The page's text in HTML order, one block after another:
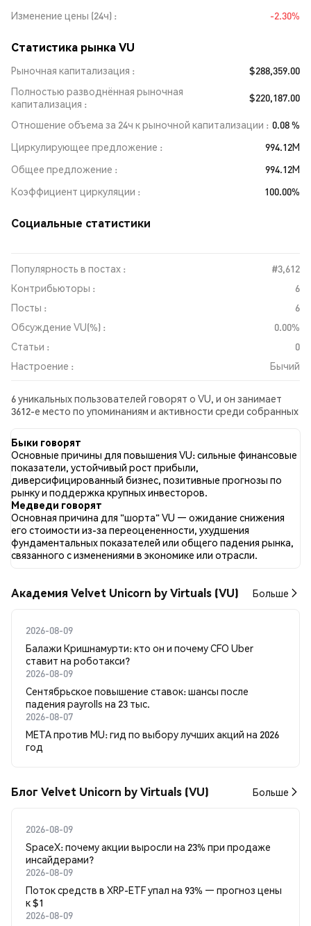
Изменение цены (24ч)
-2.30%
Статистика рынка VU
Рыночная капитализация
$288,359.00
Полностью разводнённая рыночная
капитализация
$220,187.00
Отношение объема за 24ч к рыночной капитализации
0.08 %
Циркулирующее предложение
994.12M
Общее предложение
994.12M
Коэффициент циркуляции
100.00%
Социальные статистики
Популярность в постах :
#3,612
Контрибьюторы :
6
Посты :
6
Обсуждение VU(%) :
0.00%
Статьи :
0
Настроение :
Бычий
6 уникальных пользователей говорят о VU, и он занимает
3612-е место по упоминаниям и активности среди собранных
во всех социальных сетях было Бычий. Всего было
опубликовано 0 новостных статей о VU. В Twitter 40.00%
твитов имели бычий настрой по сравнению с 0.00% твитов с
медвежьим настроем по VU. 60.00% твитов были
нейтральными по отношению к VU. Эти данные основаны на
5 твитах.
Быки говорят
Основные причины для повышения VU: сильные финансовые
показатели, устойчивый рост прибыли,
диверсифицированный бизнес, позитивные прогнозы по
рынку и поддержка крупных инвесторов.
Медведи говорят
Основная причина для "шорта" VU — ожидание снижения
его стоимости из-за переоцененности, ухудшения
фундаментальных показателей или общего падения рынка,
связанного с изменениями в экономике или отрасли.
Академия Velvet Unicorn by Virtuals (VU) Больше
2026-08-09
Балажи Кришнамурти: кто он и почему CFO Uber
ставит на роботакси?
2026-08-09
Сентябрьское повышение ставок: шансы после
падения payrolls на 23 тыс.
2026-08-07
META против MU: гид по выбору лучших акций на 2026
год
Блог Velvet Unicorn by Virtuals (VU) Больше
2026-08-09
SpaceX: почему акции выросли на 23% при продаже
инсайдерами?
2026-08-09
Поток средств в XRP-ETF упал на 93% — прогноз цены
к $1
2026-08-09